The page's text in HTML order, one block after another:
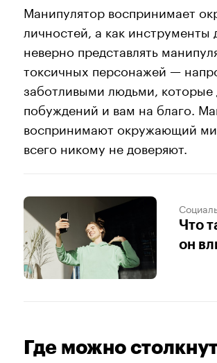
Манипулятор воспринимает
личностей, а как
неверно представлять
токсичных персонажей —
заботливыми людьми,
побуждений и вам на благо.
воспринимают окружающий
всего никому не доверяют.
Что
он
Где можно